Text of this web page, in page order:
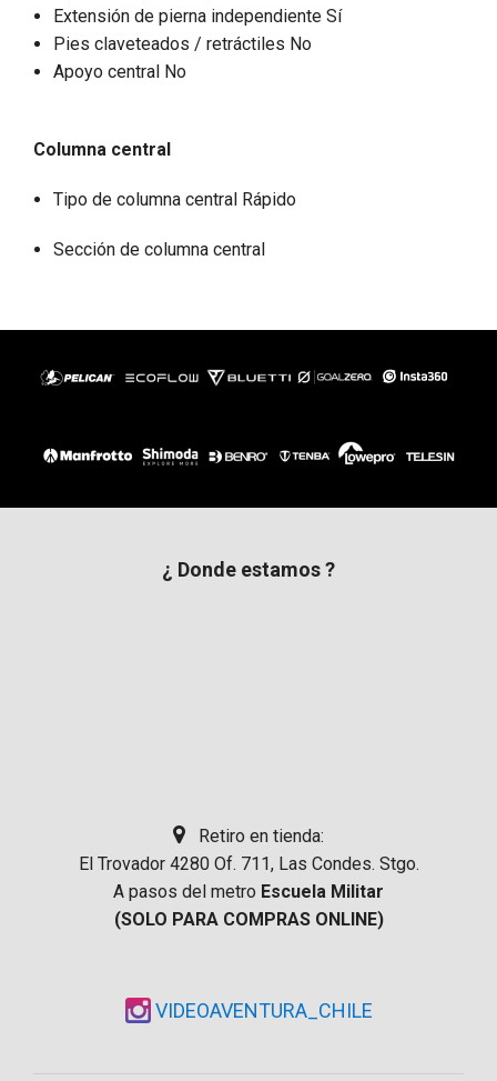
Extensión de pierna independiente Sí
Pies claveteados / retráctiles No
Apoyo central No
Columna central
Tipo de columna central Rápido
Sección de columna central
¿ Donde estamos ?
Retiro en tienda:
El Trovador 4280 Of. 711, Las Condes. Stgo.
A pasos del metro Escuela Militar
(SOLO PARA COMPRAS ONLINE)
VIDEOAVENTURA_CHILE